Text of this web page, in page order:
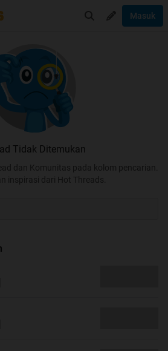
Masuk
Tidak Ditemukan
dan Komunitas pada kolom pencarian.
inspirasi dari Hot Threads.